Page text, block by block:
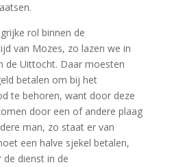
rol binnen de
van Mozes, zo lazen we in
de Uittocht. Daar moesten
betalen om bij het
te behoren, want door deze
door een of andere plaag
man, zo staat er van
een halve sjekel betalen,
dienst in de